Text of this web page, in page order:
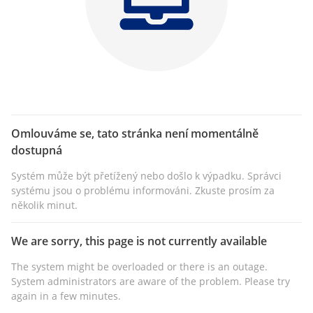
Omlouváme se, tato stránka není momentálně
dostupná
Systém může být přetížený nebo došlo k výpadku. Správci
systému jsou o problému informováni. Zkuste prosím za
několik minut.
We are sorry, this page is not currently available
The system might be overloaded or there is an outage.
System administrators are aware of the problem. Please try
again in a few minutes.